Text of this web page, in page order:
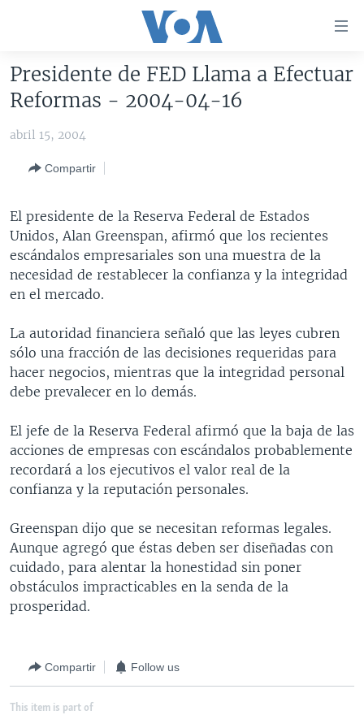
accesibilidad
contenido
principal
Salte
principal
Salte
búsqueda
AMÉRICA DEL NORTE
MÉXICO
HAITÍ
ELECCIONES EEUU
VOTO DIVIDIDO
VOA VERIFICA
VOA VERIFICA UCRANIA/RUSIA
VOA VERIFICA AMÉRICA LATINA
AMÉRICA LATINA
BOLIVIA
COLOMBIA
CHILE
ECUADOR
VENEZUELA
CENTROAMÉRICA
COSTA RICA
EL SALVADOR
HONDURAS
NICARAGUA
OTRAS SECCIONES
INMIGRACIÓN
MUNDO
ECONOMÍA
TECNOLOGÍA
DEPORTES
CIENCIA Y SALUD
ESPECIALES DE LA VOA
UCRANIA
MULTIMEDIA
FOTOGRAFÍA
AUDIOS
EL MUNDO AL DÍA
FORO INTERAMERICANO
VISIÓN 360
LAS CLAVES
PANORAMA
RADIO
AVANCE INFORMATIVO
AUDIONOTICIAS
BUENOS DÍAS AMÉRICA
ESTADOS UNIDOS AL DÍA
EL MUNDO AL DÍA [RADIO]
FORO [RADIO]
NOTA ECONÓMICA
ENTRETENIMIENTO
DIRECT
DOCUMENTALES DE LA VOA
Learning English
SÍGANOS
Idiomas
Presidente de FED Llama a Efectuar
Reformas - 2004-04-16
abril 15, 2004
Compartir
El presidente de la Reserva Federal de Estados
Unidos, Alan Greenspan, afirmó que los recientes
escándalos empresariales son una muestra de la
necesidad de restablecer la confianza y la integridad
en el mercado.
La autoridad financiera señaló que las leyes cubren
sólo una fracción de las decisiones requeridas para
hacer negocios, mientras que la integridad personal
debe prevalecer en lo demás.
El jefe de la Reserva Federal afirmó que la baja de las
acciones de empresas con escándalos probablemente
recordará a los ejecutivos el valor real de la
confianza y la reputación personales.
Greenspan dijo que se necesitan reformas legales.
Aunque agregó que éstas deben ser diseñadas con
cuidado, para alentar la honestidad sin poner
obstáculos impracticables en la senda de la
prosperidad.
Compartir Follow us
This item is part of